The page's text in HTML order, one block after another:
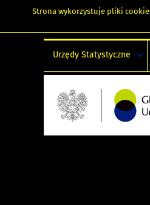
Strona wykorzystuje pliki
Urzędy Statystyczne